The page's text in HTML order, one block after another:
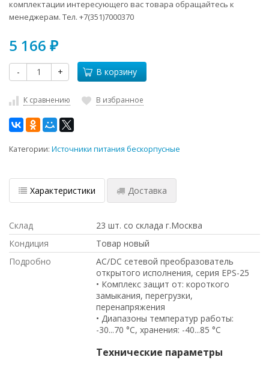
комплектации интересующего вас товара обращайтесь к
менеджерам. Тел. +7(351)7000370
5 166 ₽
- + В корзину
К сравнению В избранное
Категории: Источники питания бескорпусные
Характеристики Доставка
Склад
23 шт. со склада г.Москва
Кондиция
Товар новый
Подробно
AC/DC сетевой преобразователь
открытого исполнения, серия EPS-25
• Комплекс защит от: короткого
замыкания, перегрузки,
перенапряжения
• Диапазоны температур работы:
-30...70 °C, хранения: -40...85 °C
Технические параметры